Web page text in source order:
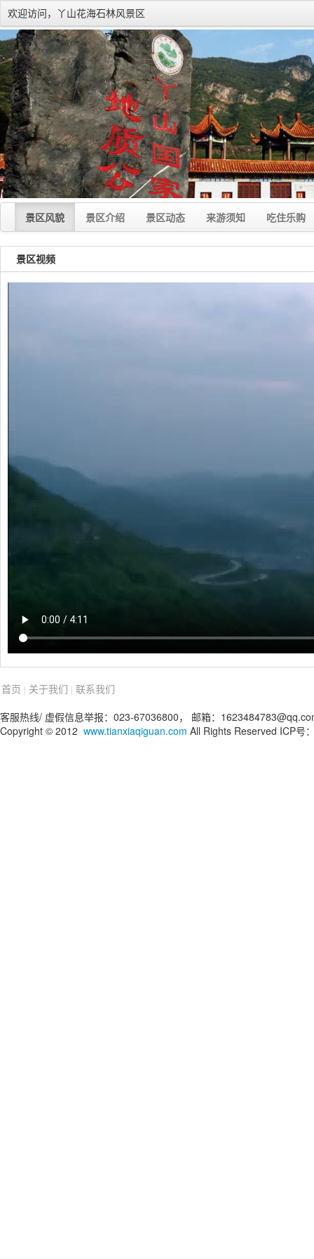
欢迎访问，丫山花海石林风景区
景区风貌 景区介绍 景区动态 来游须知 吃住乐购
景区视频
首页 | 关于我们 | 联系我们
客服热线/ 虚假信息举报：023-67036800， 邮箱：
Copyright © 2012 www.tianxiaqiguan.com All Rights Reserved ICP号